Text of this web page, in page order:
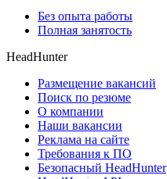
Без опыта работы
Полная занятость
HeadHunter
Размещение вакансий
Поиск по резюме
О компании
Наши вакансии
Реклама на сайте
Требования к ПО
Безопасный HeadHunter